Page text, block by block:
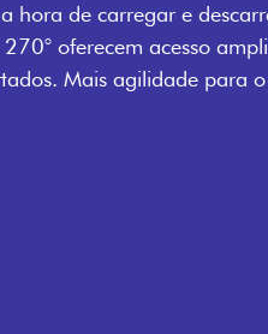
para o seu
Ducato facilita o
o trabalho mais eficiente,